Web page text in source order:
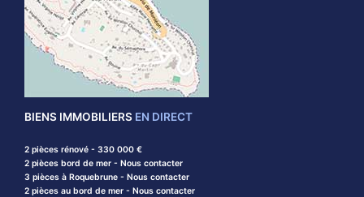
BIENS IMMOBILIERS EN DIRECT
2 pièces rénové - 330 000 €
2 pièces bord de mer - Nous contacter
3 pièces à Roquebrune - Nous contacter
2 pièces au bord de mer - Nous contacter